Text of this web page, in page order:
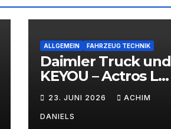
ALLGEMEIN FAHRZEUG TECHNIK
Daimler Truck und
KEYOU – Actros L
Verbrennermotor
23. JUNI 2026 ACHIM
DANIELS